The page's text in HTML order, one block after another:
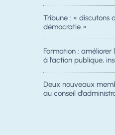
Tribune : « discutons
démocratie »
Formation :
à l’action publique,
Deux nouveaux
au conseil